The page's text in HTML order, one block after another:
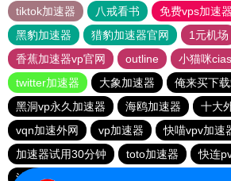
tiktok加速器
八戒看书
免费vps加速
黑豹加速器
猎豹加速器官网
1元机场
香蕉加速器vp官网
outline
小猫咪
twitter加速器
大象加速器 俺来买下
黑洞vp永久加速器
海鸥加速器
十大
vqn加速外网
vp加速器
快喵vpv加速
加速器试用30分钟
toto加速器
快连
油管加速器